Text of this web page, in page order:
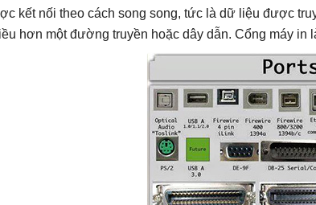
kết nối theo cách song song, tức là dữ liệu được
hơn một đường truyền hoặc dây dẫn. Cổng máy in